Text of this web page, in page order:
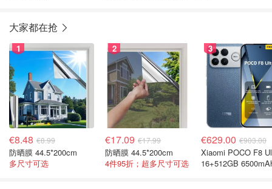
大家都在抢
1
€8.48 €8.99
防晒膜 44.5*200cm
多尺寸可选
2
€17.09 €17.99
防晒膜 44.5*200cm
4件95折；超多尺寸可选
3
€629.00 €903.00
Xiaomi POCO F8
16+512GB